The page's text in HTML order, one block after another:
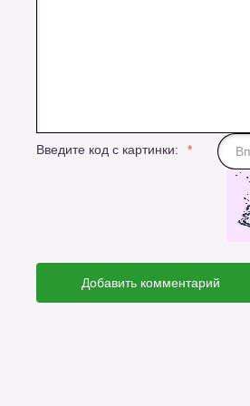
Введите код с картинки:
Добавить комментарий